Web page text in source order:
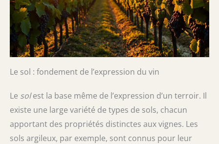
Le sol : fondement de l’expression du vin
Le solest la base même de l’expression d’un terroir. Il
existe une large variété de types de sols, chacun
apportant des propriétés distinctes aux vignes. Les
sols argileux, par exemple, sont connus pour leur